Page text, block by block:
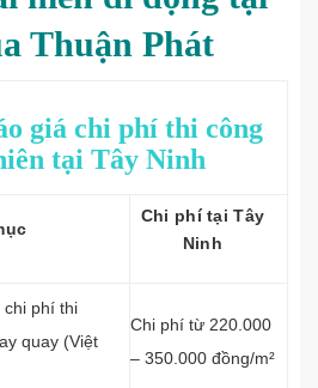
Thuận Phát
giá chi phí thi công
tại Tây Ninh
Chi phí tại Tây
Ninh
chi phí thi
quay (Việt
Chi phí từ 220.000
– 350.000 đồng/m²